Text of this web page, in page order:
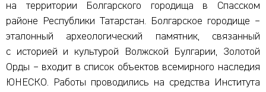
на территории Болгарского городища в Спасском
районе Республики Татарстан. Болгарское городище –
эталонный археологический памятник, связанный
с историей и культурой Волжской Булгарии, Золотой
Орды – входит в список объектов всемирного наследия
ЮНЕСКО. Работы проводились на средства Института